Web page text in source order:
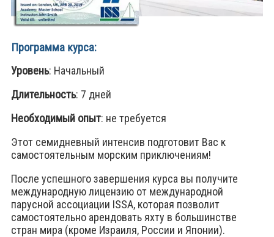
Программа ĸурса:
Уровень: Начальный
Длительность: 7 дней
Необходимый опыт: не требуется
Этот семидневный интенсив подготовит Вас к
самостоятельным морским приключениям!
После успешного завершения курса вы получите
международную лицензию от международной
парусной ассоциации ISSA, которая позволит
самостоятельно арендовать яхту в большинстве
стран мира (кроме Израиля, России и Японии).